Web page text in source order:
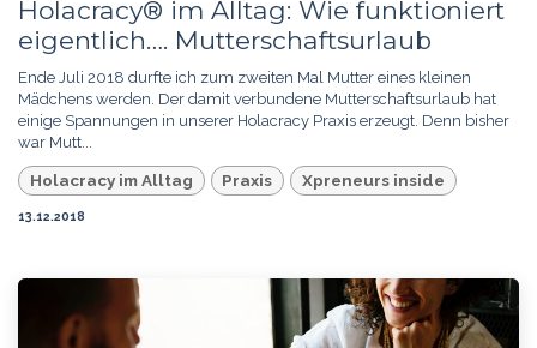
Holacracy® im Alltag: Wie funktioniert
eigentlich…. Mutterschaftsurlaub
Ende Juli 2018 durfte ich zum zweiten Mal Mutter eines kleinen
Mädchens werden. Der damit verbundene Mutterschaftsurlaub hat
einige Spannungen in unserer Holacracy Praxis erzeugt. Denn bisher
war Mutt...
Holacracy im Alltag Praxis Xpreneurs inside
13.12.2018